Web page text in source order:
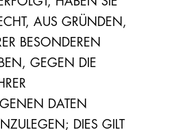
AUS GRÜNDEN,
BESONDEREN
GEGEN DIE
DATEN
DIES GILT